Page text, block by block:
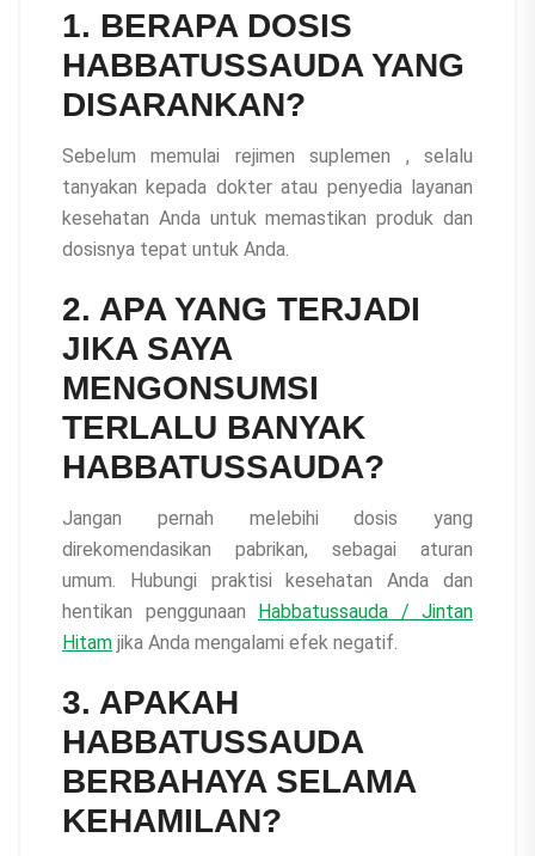
1. BERAPA DOSIS
HABBATUSSAUDA YANG
DISARANKAN?
Sebelum memulai rejimen suplemen , selalu
tanyakan kepada dokter atau penyedia layanan
kesehatan Anda untuk memastikan produk dan
dosisnya tepat untuk Anda.
2. APA YANG TERJADI
JIKA SAYA
MENGONSUMSI
TERLALU BANYAK
HABBATUSSAUDA?
Jangan pernah melebihi dosis yang
direkomendasikan pabrikan, sebagai aturan
umum. Hubungi praktisi kesehatan Anda dan
hentikan penggunaan Habbatussauda / Jintan
Hitam jika Anda mengalami efek negatif.
3. APAKAH
HABBATUSSAUDA
BERBAHAYA SELAMA
KEHAMILAN?